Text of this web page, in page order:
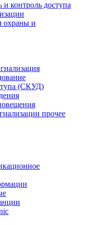
и контроль доступа
охраны и
(СКУД)
прочее